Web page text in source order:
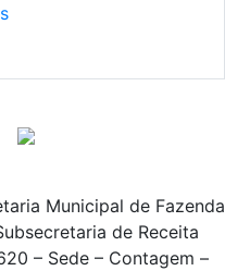
Municipal de Fazenda
de Receita
– Sede – Contagem –